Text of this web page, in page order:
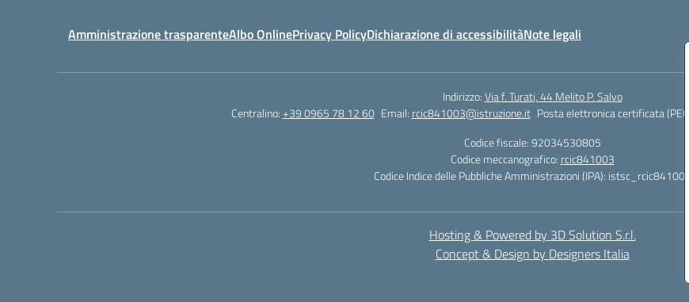
Amministrazione trasparenteAlbo OnlinePrivacy PolicyDichiarazione di accessibilitàNote legali
Indirizzo:Via f. Turati, 44 Melito P. Salvo
Centralino:+39 0965 78 12 60 Email: rcic841003@istruzione.it Posta elettronica certificata (PEC):
Codice fiscale: 92034530805
Codice meccanografico: rcic841003
Codice Indice delle Pubbliche Amministrazioni (IPA): istsc_rcic841003
Hosting & Powered by 3D Solution S.r.l.
Concept & Design by Designers Italia